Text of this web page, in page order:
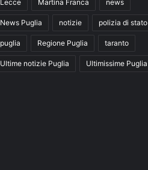
Lecce Martina Franca news
News Puglia notizie polizia di stato
puglia Regione Puglia taranto
Ultime notizie Puglia Ultimissime Puglia